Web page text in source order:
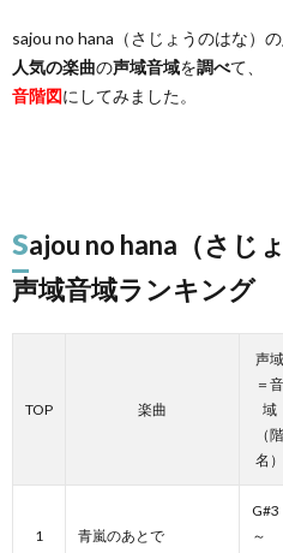
sajou no hana（さじょうのはな）の
人気の楽曲の声域音域を調べて、
音階図にしてみました。
sajou no hana（さじ
声域音域ランキング
TOP 楽曲
声域
＝音
域
（階
名）
1 青嵐のあとで
G#3
～